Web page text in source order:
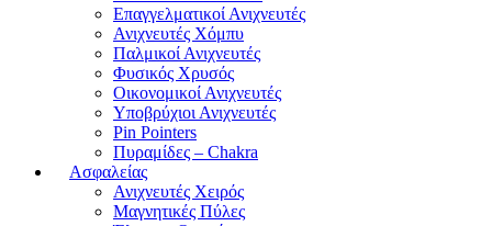
Επαγγελματικοί Ανιχνευτές
Ανιχνευτές Χόμπυ
Παλμικοί Ανιχνευτές
Φυσικός Χρυσός
Οικονομικοί Ανιχνευτές
Υποβρύχιοι Ανιχνευτές
Pin Pointers
Πυραμίδες – Chakra
Ασφαλείας
Ανιχνευτές Χειρός
Μαγνητικές Πύλες